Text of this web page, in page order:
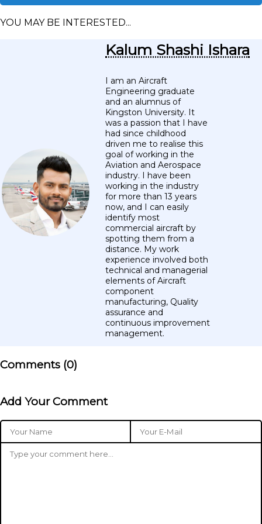
YOU MAY BE INTERESTED...
Kalum Shashi Ishara
I am an Aircraft
Engineering graduate
and an alumnus of
Kingston University. It
was a passion that I have
had since childhood
driven me to realise this
goal of working in the
Aviation and Aerospace
industry. I have been
working in the industry
for more than 13 years
now, and I can easily
identify most
commercial aircraft by
spotting them from a
distance. My work
experience involved both
technical and managerial
elements of Aircraft
component
manufacturing, Quality
assurance and
continuous improvement
management.
Comments (0)
Add Your Comment